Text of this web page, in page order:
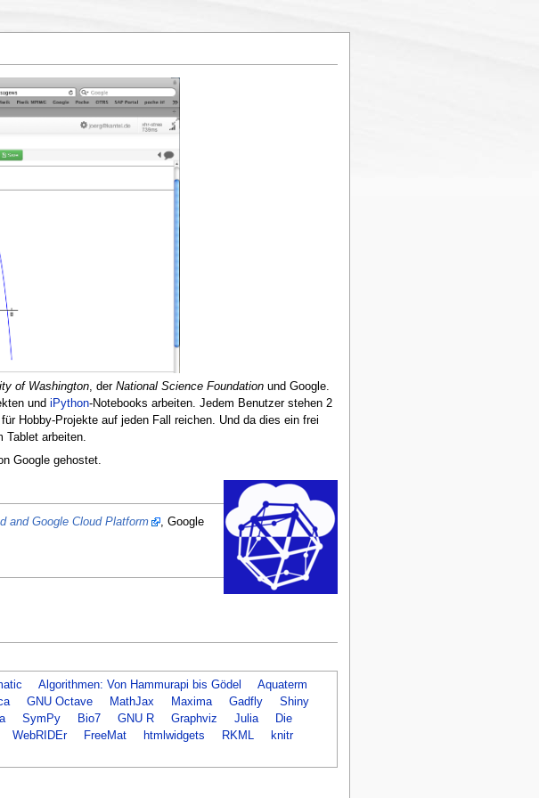
of Washington, der National Science Foundationund Google.
und iPython-Notebooks arbeiten. Jedem Benutzer stehen 2
Hobby-Projekte auf jeden Fall reichen. Und da dies ein frei
Tablet arbeiten.
Google gehostet.
and Google Cloud Platform
, Google
Algorithmen: Von Hammurapi bis Gödel
Aquaterm
GNU Octave MathJax Maxima Gadfly
Shiny
SymPy Bio7 GNU R Graphviz Julia
Die
WebRIDEr FreeMat htmlwidgets RKML
knitr